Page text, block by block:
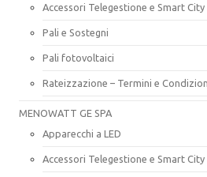
Accessori Telegestione e Smart City
Pali e Sostegni
Pali fotovoltaici
Rateizzazione – Termini e
MENOWATT GE SPA
Apparecchi a LED
Accessori Telegestione e Smart City